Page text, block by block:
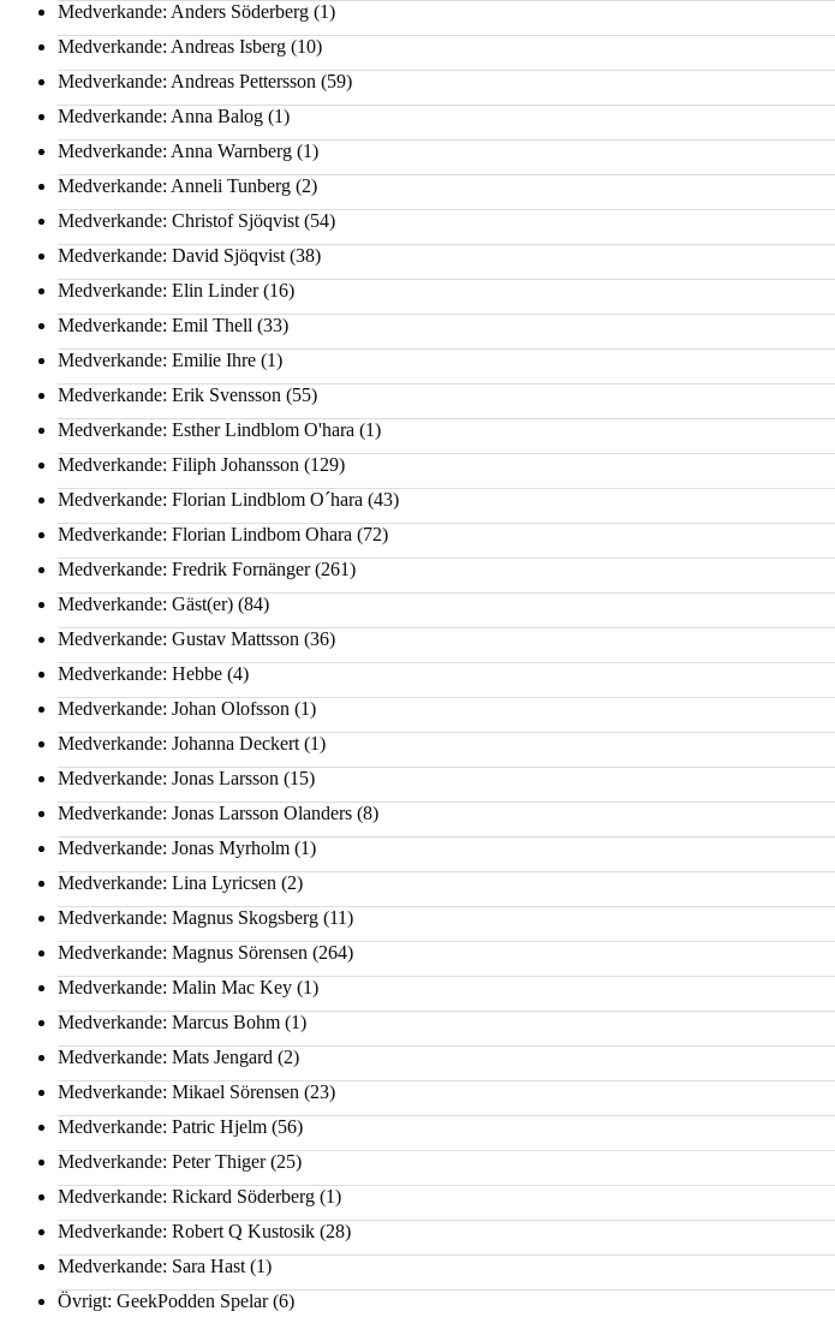
Medverkande: Anders Söderberg (1)
Medverkande: Andreas Isberg (10)
Medverkande: Andreas Pettersson (59)
Medverkande: Anna Balog (1)
Medverkande: Anna Warnberg (1)
Medverkande: Anneli Tunberg (2)
Medverkande: Christof Sjöqvist (54)
Medverkande: David Sjöqvist (38)
Medverkande: Elin Linder(16)
Medverkande: Emil Thell (33)
Medverkande: Emilie Ihre (1)
Medverkande: Erik Svensson (55)
Medverkande: Esther Lindblom O'hara (1)
Medverkande: Filiph Johansson (129)
Medverkande: Florian Lindblom O´hara (43)
Medverkande: Florian Lindbom Ohara (72)
Medverkande: Fredrik Fornänger(261)
Medverkande: Gäst(er) (84)
Medverkande: Gustav Mattsson (36)
Medverkande: Hebbe (4)
Medverkande: Johan Olofsson (1)
Medverkande: Johanna Deckert (1)
Medverkande: Jonas Larsson (15)
Medverkande: Jonas Larsson Olanders (8)
Medverkande: Jonas Myrholm (1)
Medverkande: Lina Lyricsen (2)
Medverkande: Magnus Skogsberg (11)
Medverkande: Magnus Sörensen (264)
Medverkande: Malin Mac Key (1)
Medverkande: Marcus Bohm (1)
Medverkande: Mats Jengard (2)
Medverkande: Mikael Sörensen (23)
Medverkande: Patric Hjelm (56)
Medverkande: Peter Thiger(25)
Medverkande: Rickard Söderberg (1)
Medverkande: Robert Q Kustosik (28)
Medverkande: Sara Hast (1)
Övrigt: GeekPodden Spelar(6)